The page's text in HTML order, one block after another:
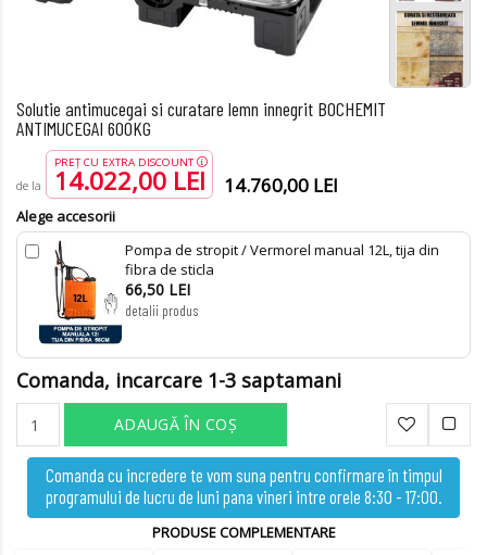
Solutie antimucegai si curatare lemn innegrit BOCHEMIT
ANTIMUCEGAI 600KG
de la
PREȚ CU EXTRA DISCOUNT
14.022,00 LEI 14.760,00 LEI
Alege accesorii
Pompa de stropit / Vermorel manual 12L, tija din
fibra de sticla
66,50 LEI
detalii produs
Comanda, incarcare 1-3 saptamani
ADAUGĂ ÎN COŞ
Comanda cu incredere te vom suna pentru confirmare în timpul
programului de lucru de luni pana vineri intre orele 8:30 - 17:00.
PRODUSE COMPLEMENTARE